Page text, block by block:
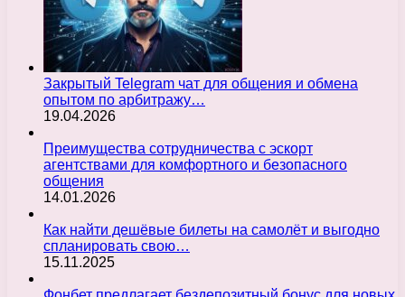
Закрытый Telegram чат для общения и обмена
опытом по арбитражу…
19.04.2026
Преимущества сотрудничества с эскорт
агентствами для комфортного и безопасного
общения
14.01.2026
Как найти дешёвые билеты на самолёт и выгодно
спланировать свою…
15.11.2025